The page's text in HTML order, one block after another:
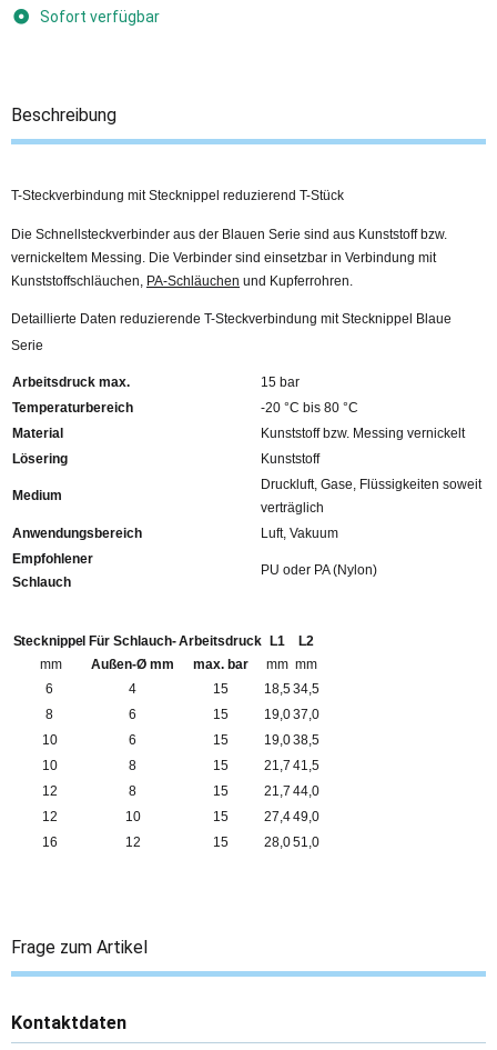
Sofort verfügbar
Beschreibung
T-Steckverbindung mit Stecknippel reduzierend T-Stück
Die Schnellsteckverbinder aus der Blauen Serie sind aus Kunststoff bzw.
vernickeltem Messing. Die Verbinder sind einsetzbar in Verbindung mit
Kunststoffschläuchen, PA-Schläuchen und Kupferrohren.
Detaillierte Daten reduzierende T-Steckverbindung mit Stecknippel Blaue
Serie
Arbeitsdruck max.
15 bar
Temperaturbereich
-20 °C bis 80 °C
Material
Kunststoff bzw. Messing vernickelt
Lösering
Kunststoff
Medium
Druckluft, Gase, Flüssigkeiten soweit
verträglich
Anwendungsbereich
Luft, Vakuum
Empfohlener
Schlauch
PU oder PA (Nylon)
Stecknippel
mm
Für Schlauch-
Außen-Ø mm
Arbeitsdruck
max. bar
L1
mm
L2
mm
6
4 15 18,534,5
8
6 15 19,037,0
10
6 15 19,038,5
10
8 15 21,7 41,5
12
8 15 21,7 44,0
12
10 15 27,449,0
16
12 15 28,051,0
Frage zum Artikel
Kontaktdaten